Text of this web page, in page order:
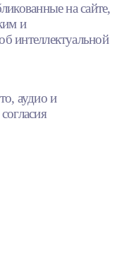
на сайте,
и
интеллектуальной
аудио и